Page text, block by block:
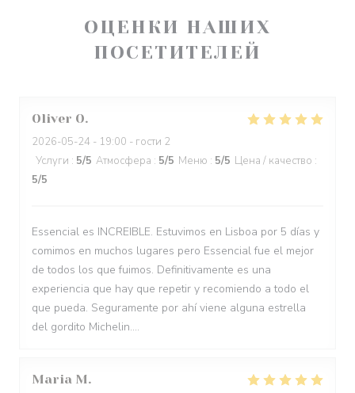
ОЦЕНКИ НАШИХ
ПОСЕТИТЕЛЕЙ
Oliver O
2026-05-24 - 19:00 - гости 2
Услуги : 5/5 Атмосфера : 5/5 Меню : 5/5 Цена / качество :
5/5
Essencial es INCREIBLE. Estuvimos en Lisboa por 5 días y
comimos en muchos lugares pero Essencial fue el mejor
de todos los que fuimos. Definitivamente es una
experiencia que hay que repetir y recomiendo a todo el
que pueda. Seguramente por ahí viene alguna estrella
del gordito Michelin....
Maria M